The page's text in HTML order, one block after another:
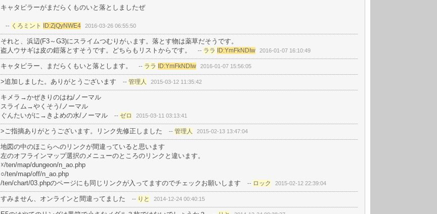
キャタピラーがまだらくものいと落としましたぜ
-- くろミント ID:ZjQyNWE4 2016-03-26 06:55:50
それと、浜辺(F3～G3)にスライムつむりがぃます。落とす物は薬草だそうです。
盗人ウサギは皮の鎧落とすそうです。どちらもリストからです。
-- ララ ID:YmFkNDIw 2016-01-07 16:10:49
キャタピラー、まだらくもいと落とします。 -- ララ ID:YmFkNDIw 2016-01-07 15:56:05
>追加しました。ありがとうございます -- 管理人 2015-03-12 11:35:42
キメラ→かぜきりのはね/ノーマル
スライム→やくそう/ノーマル
ぐんたいがに→きよめの水/ノーマル
-- ゼロ 2015-03-11 03:13:41
>ご指摘ありがとうございます。リンク先修正しました -- 管理人 2015-02-13 13:47:04
地図の中のほこらへのリンクが間違っていると思います
左のオフラインマップ選択のメニューのところのリンクと違います。
☓/ten/map/dungeon/n_ao.php
○/ten/map/off/n_ao.php
/ten/chart/03.phpのページにも同じリンクが入ってますのでチェックお願いします
-- ロック 2015-02-12 22:39:04
すみません、オンラインと間違ってました -- りと 2014-12-24 00:40:15